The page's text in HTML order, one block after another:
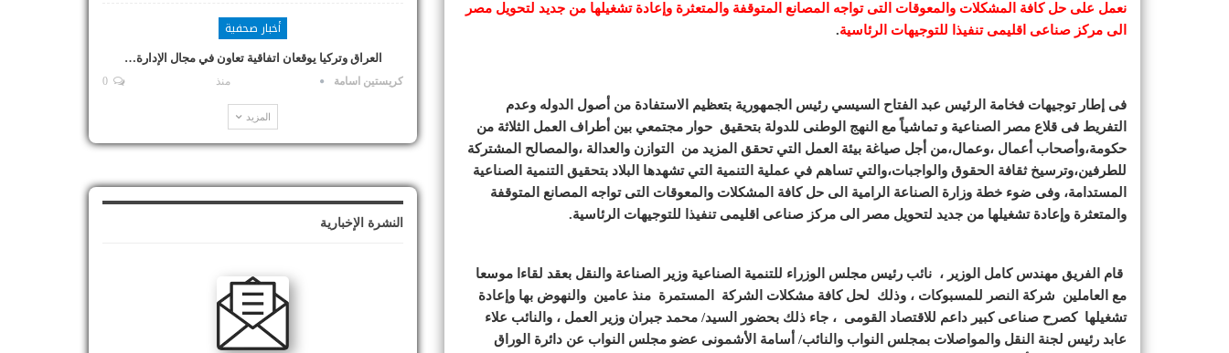
نعمل على حل كافة المشكلات والمعوقات التى تواجه المصانع المتوقفة والمتعثرة وإعادة تشغيلها من جديد لتحويل مصر
الى مركز صناعى اقليمى تنفيذا للتوجيهات الرئاسية.
فى إطار توجيهات فخامة الرئيس عبد الفتاح السيسي رئيس الجمهورية بتعظيم الاستفادة من أصول الدوله وعدم
التفريط فى قلاع مصر الصناعية و تماشياً مع النهج الوطنى للدولة بتحقيق حوار مجتمعي بين أطراف العمل الثلاثة من
حكومة،وأصحاب أعمال ،وعمال،من أجل صياغة بيئة العمل التي تحقق المزيد من التوازن والعدالة ،والمصالح المشتركة
للطرفين،وترسيخ ثقافة الحقوق والواجبات،والتي تساهم في عملية التنمية التي تشهدها البلاد بتحقيق التنمية الصناعية
المستدامة، وفى ضوء خطة وزارة الصناعة الرامية الى حل كافة المشكلات والمعوقات التى تواجه المصانع المتوقفة
والمتعثرة وإعادة تشغيلها من جديد لتحويل مصر الى مركز صناعى اقليمى تنفيذا للتوجيهات الرئاسية.
قام الفريق مهندس كامل الوزير ، نائب رئيس مجلس الوزراء للتنمية الصناعية وزير الصناعة والنقل بعقد لقاءا موسعا
مع العاملين شركة النصر للمسبوكات ، وذلك لحل كافة مشكلات الشركة المستمرة منذ عامين والنهوض بها وإعادة
تشغيلها كصرح صناعى كبير داعم للاقتصاد القومى ، جاء ذلك بحضور السيد/ محمد جبران وزير العمل ، والنائب علاء
عابد رئيس لجنة النقل والمواصلات بمجلس النواب والنائب/ أسامة الأشمونى عضو مجلس النواب عن دائرة الوراق
أخبار صحفية
العراق وتركيا يوقعان اتفاقية تعاون في مجال الإدارة…
كريستين اسامة منذ
المزيد
النشرة الإخبارية